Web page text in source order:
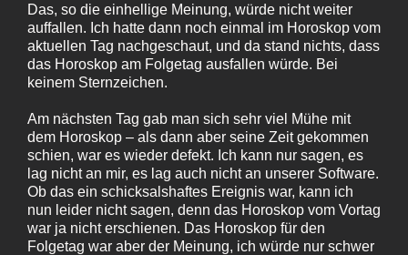
Das, so die einhellige Meinung, würde nicht weiter
auffallen. Ich hatte dann noch einmal im Horoskop vom
aktuellen Tag nachgeschaut, und da stand nichts, dass
das Horoskop am Folgetag ausfallen würde. Bei
keinem Sternzeichen.
Am nächsten Tag gab man sich sehr viel Mühe mit
dem Horoskop – als dann aber seine Zeit gekommen
schien, war es wieder defekt. Ich kann nur sagen, es
lag nicht an mir, es lag auch nicht an unserer Software.
Ob das ein schicksalshaftes Ereignis war, kann ich
nun leider nicht sagen, denn das Horoskop vom Vortag
war ja nicht erschienen. Das Horoskop für den
Folgetag war aber der Meinung, ich würde nur schwer